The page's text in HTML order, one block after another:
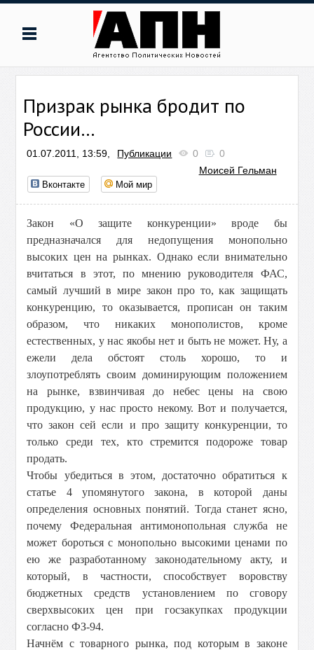
Призрак рынка бродит по
России…
01.07.2011, 13:59, Публикации 0
0
Моисей Гельман
Вконтакте Мой мир
Закон «О защите конкуренции» вроде бы
предназначался для недопущения монопольно
высоких цен на рынках. Однако если внимательно
вчитаться в этот, по мнению руководителя ФАС,
самый лучший в мире закон про то, как защищать
конкуренцию, то оказывается, прописан он таким
образом, что никаких монополистов, кроме
естественных, у нас якобы нет и быть не может. Ну, а
ежели дела обстоят столь хорошо, то и
злоупотреблять своим доминирующим положением
на рынке, взвинчивая до небес цены на свою
продукцию, у нас просто некому. Вот и получается,
что закон сей если и про защиту конкуренции, то
только среди тех, кто стремится подороже товар
продать.
Чтобы убедиться в этом, достаточно обратиться к
статье 4 упомянутого закона, в которой даны
определения основных понятий. Тогда станет ясно,
почему Федеральная антимонопольная служба не
может бороться с монопольно высокими ценами по
ею же разработанному законодательному акту, и
который, в частности, способствует воровству
бюджетных средств установлением по сговору
сверхвысоких цен при госзакупках продукции
согласно ФЗ-94.
Начнём с товарного рынка, под которым в законе